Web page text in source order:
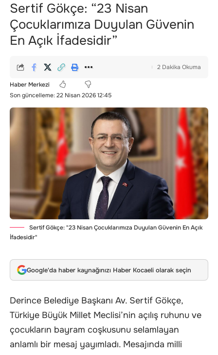
Sertif Gökçe: “23 Nisan
Çocuklarımıza Duyulan Güvenin
En Açık İfadesidir”
Son güncelleme: 22 Nisan 2026 12:45
Haber Merkezi
2 Dakika Okuma
Sertif Gökçe: "23 Nisan Çocuklarımıza Duyulan Güvenin En Açık
İfadesidir"
Google'da haber kaynağınızı Haber Kocaeli olarak seçin
Derince Belediye Başkanı Av. Sertif Gökçe,
Türkiye Büyük Millet Meclisi’nin açılış ruhunu ve
çocukların bayram coşkusunu selamlayan
anlamlı bir mesaj yayımladı. Mesajında milli